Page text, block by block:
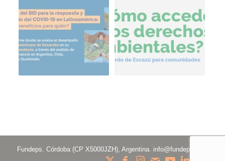
Fundeps. Córdoba (CP X5000JZH), Argentina. info@fundeps.org